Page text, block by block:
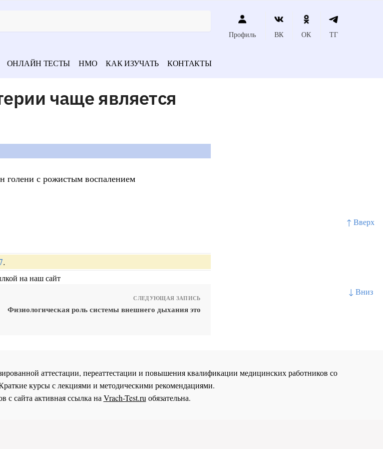
↑ Вверх
↓ Вниз
Профиль ВК ОК ТГ
ОНЛАЙН ТЕСТЫ НМО КАК ИЗУЧАТЬ КОНТАКТЫ
чаще является
голени с рожистым воспалением
.
на наш сайт
СЛЕДУЮЩАЯ ЗАПИСЬ
Физиологическая роль системы внешнего дыхания это
аттестации, переаттестации и повышения квалификации медицинских работников со
курсы с лекциями и методическими рекомендациями.
с сайта активная ссылка на Vrach-Test.ru обязательна.